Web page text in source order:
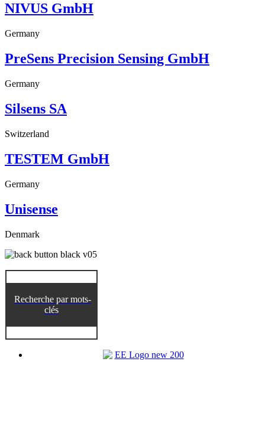
NIVUS GmbH
Germany
PreSens Precision Sensing GmbH
Germany
Silsens SA
Switzerland
TESTEM GmbH
Germany
Unisense
Denmark
Recherche par mots-
clés